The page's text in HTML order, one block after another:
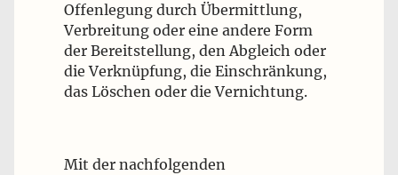
Offenlegung durch Übermittlung,
Verbreitung oder eine andere Form
der Bereitstellung, den Abgleich oder
die Verknüpfung, die Einschränkung,
das Löschen oder die Vernichtung.
Mit der nachfolgenden